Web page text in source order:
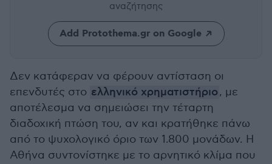
αναζήτησης
Add Protothema.gr on Google
Δεν κατάφεραν να φέρουν αντίσταση οι
επενδυτές στο ελληνικό χρηματιστήριο, με
αποτέλεσμα να σημειώσει την τέταρτη
διαδοχική πτώση του, αν και κρατήθηκε πάνω
από το ψυχολογικό όριο των 1.800 μονάδων. Η
Αθήνα συντονίστηκε με το αρνητικό κλίμα που